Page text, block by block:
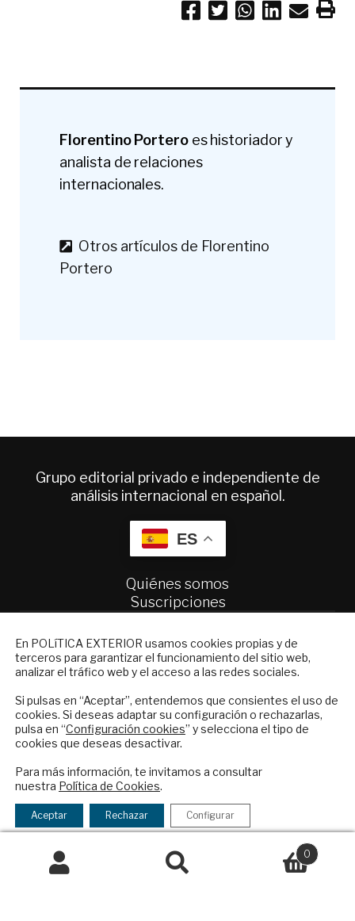
Florentino Porteroes historiador y
analista de relaciones
internacionales.
Otros artículos de Florentino
Portero
Grupo editorial privado e independiente de
análisis internacional en español.
ES
Quiénes somos
Suscripciones
Preguntas frecuentes
Condiciones generales de contratación
Publicidad
Contacto
Informe Semanal de Política Exterior
Afkar/Ideas
© 2026 - Fundación Análisis de Política
Aviso
Legal
Política de Privacidad y de Cookies
Buscar
0
En POLíTICA EXTERIOR usamos cookies propias y de
terceros para garantizar el funcionamiento del sitio web,
analizar el tráfico web y el acceso a las redes sociales.
Si pulsas en “Aceptar”, entendemos que consientes el uso de
cookies. Si deseas adaptar su configuración o rechazarlas,
pulsa en “Configuración cookies” y selecciona el tipo de
cookies que deseas desactivar.
Para más información, te invitamos a consultar
nuestra Política de Cookies.
Aceptar Rechazar Configurar
NEWSLETTER
Suscríbase a nuestro boletín electrónico y
reciba en su correo el mejor análisis
internacional en español.
Checkbox
acepto
la
política
de
política de privacidad